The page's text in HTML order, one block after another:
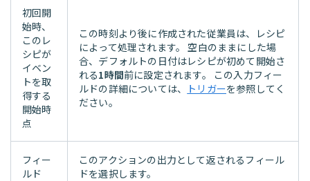
初回開
始時、
このレ
シピが
イベン
トを取
得する
開始時
点
この時刻より後に作成された従業員は、レシピ
によって処理されます。 空白のままにした場
合、デフォルトの日付はレシピが初めて開始さ
れる1時間前に設定されます。 この入力フィー
ルドの詳細については、
トリガーを参照してく
ださい。
フィー
ルド
このアクションの出力として返されるフィール
ドを選択します。